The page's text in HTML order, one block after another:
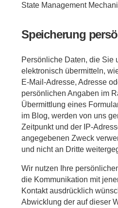
State Management
Speicherung
Persönliche Daten, die Sie
elektronisch übermitteln,
E-Mail-Adresse, Adresse
persönlichen Angaben im
Übermittlung eines
im Blog, werden von uns
Zeitpunkt und der IP-
angegebenen Zweck
und nicht an Dritte
Wir nutzen Ihre
die Kommunikation mit
Kontakt ausdrücklich
Abwicklung der auf dieser